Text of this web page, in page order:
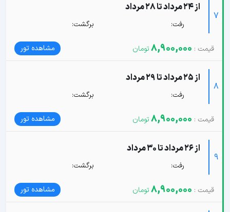
7
از 24 مرداد تا 28 مرداد
رفت: برگشت:
8,900,000 مشاهده تور
8
از 25 مرداد تا 29 مرداد
رفت: برگشت:
8,900,000 مشاهده تور
9
از 26 مرداد تا 30 مرداد
رفت: برگشت:
8,900,000 مشاهده تور